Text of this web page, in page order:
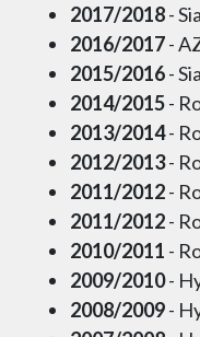
2017/2018-
2016/2017-
2015/2016-
2014/2015-
2013/2014-
2012/2013-
2011/2012-
2011/2012-
2010/2011 -
2009/2010-
2008/2009-